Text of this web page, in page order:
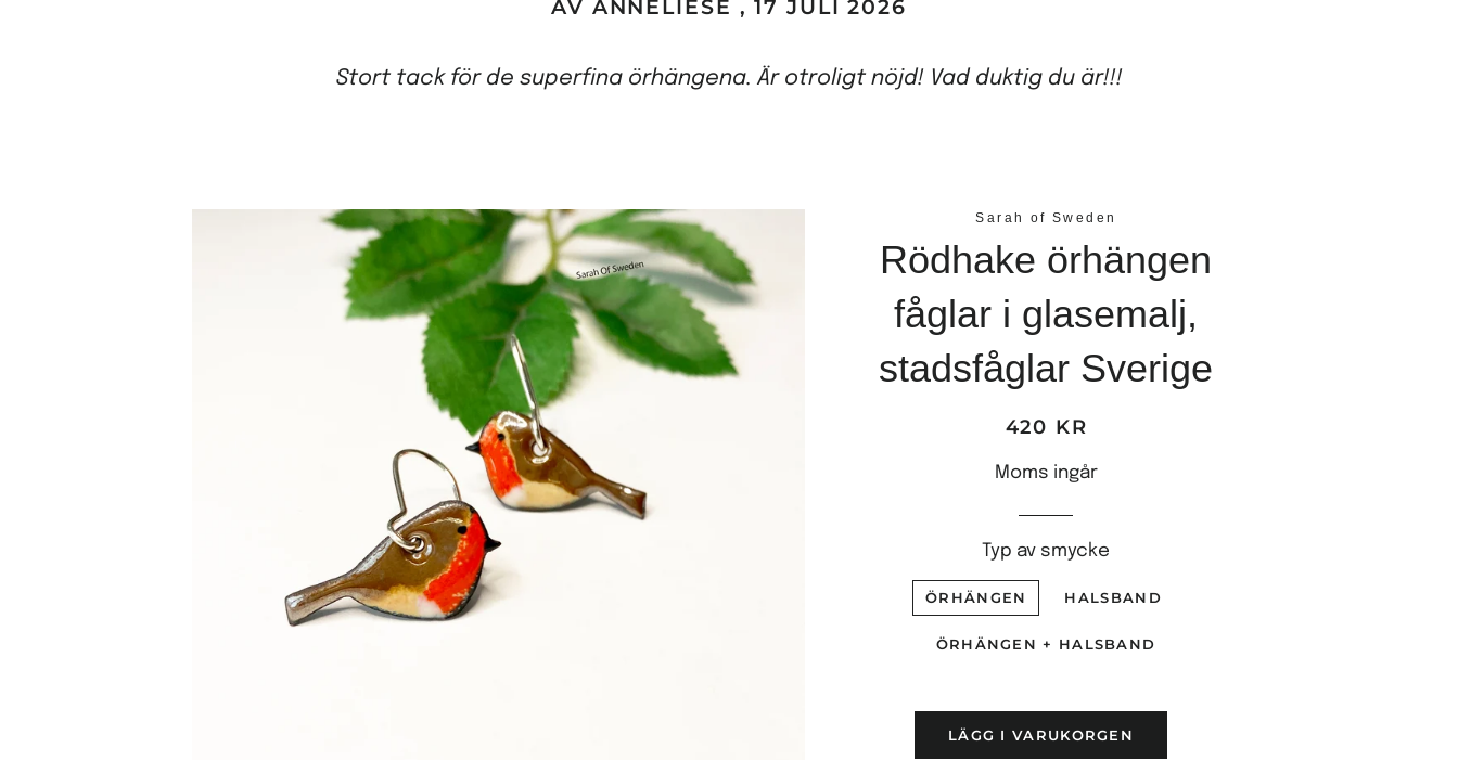
AV ANNELIESE , 17 JULI 2026
Stort tack för de superfina örhängena. Är otroligt nöjd! Vad duktig du är!!!
Sarah of Sweden
Rödhake örhängen
fåglar i glasemalj,
stadsfåglar Sverige
Ordinariepris
Reapris
420 KR
Moms ingår
Typ av smycke
ÖRHÄNGEN HALSBAND
ÖRHÄNGEN + HALSBAND
LÄGG I VARUKORGEN